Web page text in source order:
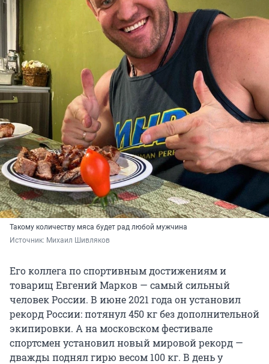
Такому количеству мяса будет рад любой мужчина
Источник: Михаил Шивляков
Его коллега по спортивным достижениям и
товарищ Евгений Марков — самый сильный
человек России. В июне 2021 года он установил
рекорд России: потянул 450 кг без дополнительной
экипировки. А на московском фестивале
спортсмен установил новый мировой рекорд —
дважды поднял гирю весом 100 кг. В день у